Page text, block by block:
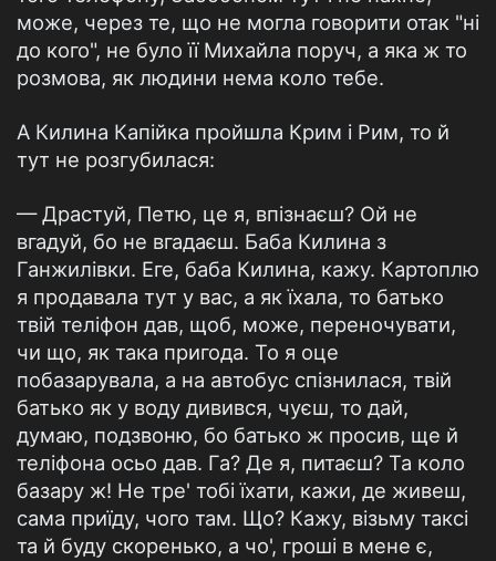
може, через те, що не могла говорити отак "ні
до кого", не було її Михайла поруч, а яка ж то
розмова, як людини нема коло тебе.
А Килина Капійка пройшла Крим і Рим, то й
тут не розгубилася:
— Драстуй, Петю, це я, впізнаєш? Ой не
вгадуй, бо не вгадаєш. Баба Килина з
Ганжилівки. Еге, баба Килина, кажу. Картоплю
я продавала тут у вас, а як їхала, то батько
твій теліфон дав, щоб, може, переночувати,
чи що, як така пригода. То я оце
побазарувала, а на автобус спізнилася, твій
батько як у воду дивився, чуєш, то дай,
думаю, подзвоню, бо батько ж просив, ще й
теліфона осьо дав. Га? Де я, питаєш? Та коло
базару ж! Не тре' тобі їхати, кажи, де живеш,
сама приїду, чого там. Що? Кажу, візьму таксі
та й буду скоренько, а чо', гроші в мене є,